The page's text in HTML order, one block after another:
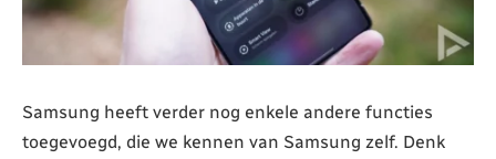
Samsung heeft verder nog enkele andere functies
toegevoegd, die we kennen van Samsung zelf. Denk